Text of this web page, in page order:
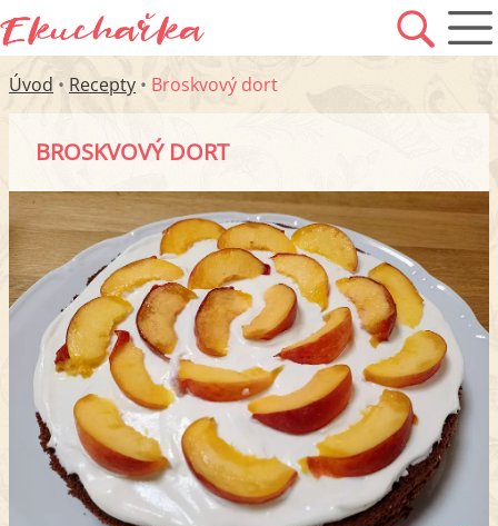
Úvod • Recepty • Broskvový dort
BROSKVOVÝ DORT